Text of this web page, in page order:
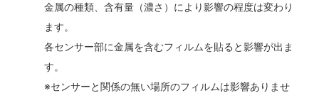
金属の種類、含有量（濃さ）により影響の程度は変わり
ます。
各センサー部に金属を含むフィルムを貼ると影響が出ま
す。
※センサーと関係の無い場所のフィルムは影響ありませ